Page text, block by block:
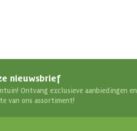
nieuwsbrief
Ontvang exclusieve aanbiedingen en
van ons assortiment!